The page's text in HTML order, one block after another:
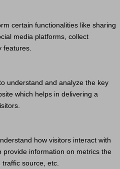
certain functionalities like sharing
media platforms, collect
features.
understand and analyze the key
which helps in delivering a
how visitors interact with
information on metrics the
source, etc.